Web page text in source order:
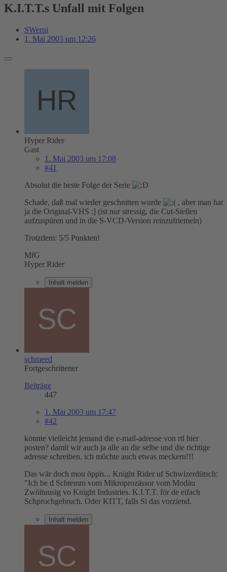
K.I.T.T.s Unfall mit Folgen
SWerni
1. Mai 2003 um 12:26
Hyper Rider
Gast
1. Mai 2003 um 17:08
#41
Absolut die beste Folge der Serie
Schade, daß mal wieder geschnitten wurde
, aber man hat
ja die Original-VHS :] (ist nur stressig, die Cut-Stellen
aufzuspüren und in die S-VCD-Version reinzufriemeln)
Trotzdem: 5/5 Punkten!
MfG
Hyper Rider
Inhalt melden
schmeed
Fortgeschrittener
Beiträge
447
1. Mai 2003 um 17:47
#42
könnte vielleicht jemand die e-mail-adresse von rtl hier
posten? damit wir auch ja alle an die selbe und die richtige
adresse schreiben. ich möchte auch etwas meckern!!!
Das wär doch mou öppis... Knight Rider uf Schwizerdütsch:
"Ich be d Schtemm vom Mikroprozässor vom Modäu
Zwöituusig vo Knight Industries. K.I.T.T. för de eifach
Schprochgebruch. Oder KITT, falls Si das vorziend.
Inhalt melden